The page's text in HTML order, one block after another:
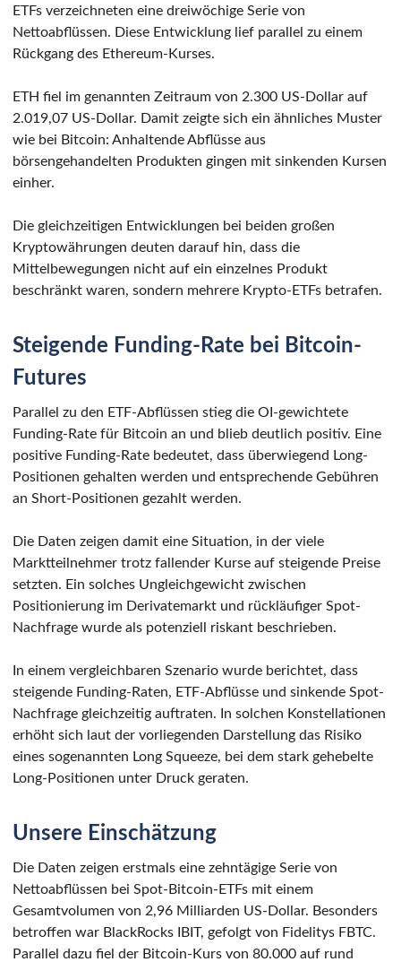
ETFs verzeichneten eine dreiwöchige Serie von
Nettoabflüssen. Diese Entwicklung lief parallel zu einem
Rückgang des Ethereum-Kurses.
ETH fiel im genannten Zeitraum von 2.300 US-Dollar auf
2.019,07 US-Dollar. Damit zeigte sich ein ähnliches Muster
wie bei Bitcoin: Anhaltende Abflüsse aus
börsengehandelten Produkten gingen mit sinkenden Kursen
einher.
Die gleichzeitigen Entwicklungen bei beiden großen
Kryptowährungen deuten darauf hin, dass die
Mittelbewegungen nicht auf ein einzelnes Produkt
beschränkt waren, sondern mehrere Krypto-ETFs betrafen.
Steigende Funding-Rate bei Bitcoin-
Futures
Parallel zu den ETF-Abflüssen stieg die OI-gewichtete
Funding-Rate für Bitcoin an und blieb deutlich positiv. Eine
positive Funding-Rate bedeutet, dass überwiegend Long-
Positionen gehalten werden und entsprechende Gebühren
an Short-Positionen gezahlt werden.
Die Daten zeigen damit eine Situation, in der viele
Marktteilnehmer trotz fallender Kurse auf steigende Preise
setzten. Ein solches Ungleichgewicht zwischen
Positionierung im Derivatemarkt und rückläufiger Spot-
Nachfrage wurde als potenziell riskant beschrieben.
In einem vergleichbaren Szenario wurde berichtet, dass
steigende Funding-Raten, ETF-Abflüsse und sinkende Spot-
Nachfrage gleichzeitig auftraten. In solchen Konstellationen
erhöht sich laut der vorliegenden Darstellung das Risiko
eines sogenannten Long Squeeze, bei dem stark gehebelte
Long-Positionen unter Druck geraten.
Unsere Einschätzung
Die Daten zeigen erstmals eine zehntägige Serie von
Nettoabflüssen bei Spot-Bitcoin-ETFs mit einem
Gesamtvolumen von 2,96 Milliarden US-Dollar. Besonders
betroffen war BlackRocks IBIT, gefolgt von Fidelitys FBTC.
Parallel dazu fiel der Bitcoin-Kurs von 80.000 auf rund